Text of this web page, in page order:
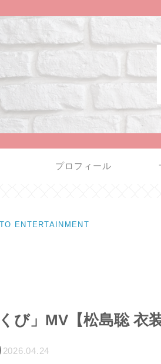
プロフィール
ENTERTAINMENT
び」MV【松島聡 衣
2026.04.24